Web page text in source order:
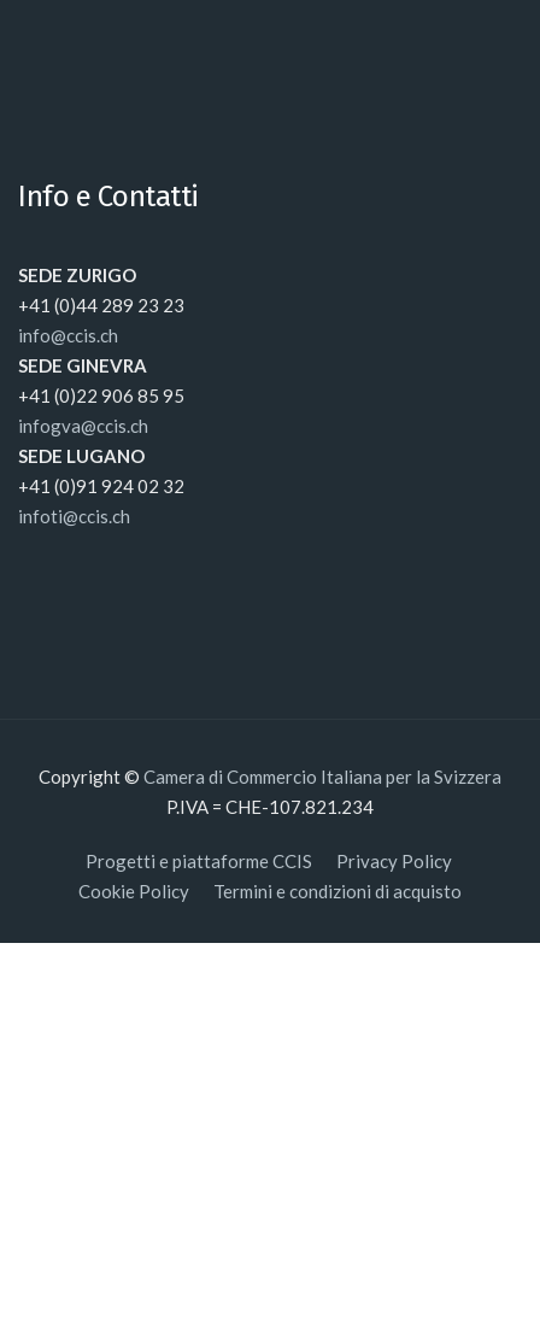
Info e Contatti
SEDE ZURIGO
+41 (0)44 289 23 23
info@ccis.ch
SEDE GINEVRA
+41 (0)22 906 85 95
infogva@ccis.ch
SEDE LUGANO
+41 (0)91 924 02 32
infoti@ccis.ch
Copyright © Camera di Commercio Italiana per la Svizzera
P.IVA = CHE-107.821.234
Progetti e piattaforme CCIS
Privacy Policy
Cookie Policy
Termini e condizioni di acquisto